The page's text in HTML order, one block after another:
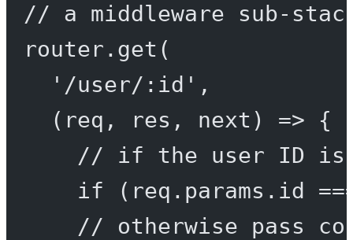
// a middleware sub-
router. get (
'/user/:id' ,
( req , res , next ) => {
// if the user ID is
if (req.params.id
// otherwise pass